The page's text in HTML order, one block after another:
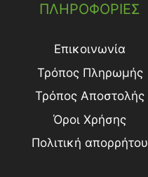
ΠΛΗΡΟΦΟΡΙΕΣ
Επικοινωνία
Τρόπος Πληρωμής
Τρόπος Aποστολής
Όροι Χρήσης
Πολιτική απορρήτου